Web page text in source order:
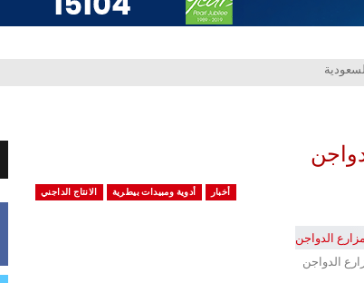
أخبار أدوية ومبيدات بيطرية الانتاج الداجني
الدواجن